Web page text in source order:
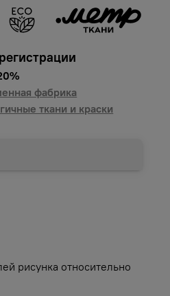
фабрика
ткани и краски
рисунка относительно